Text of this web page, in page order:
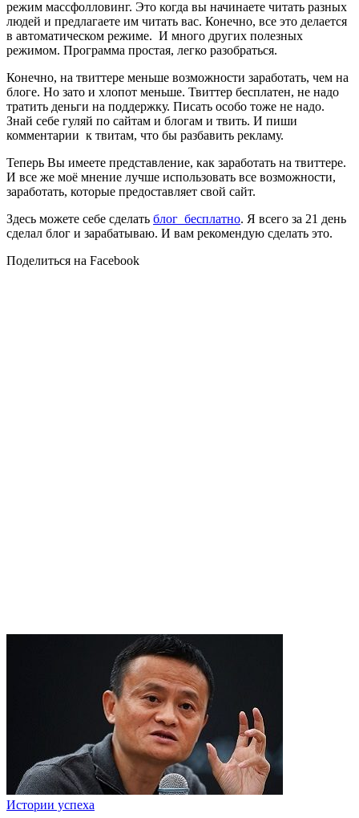
режим массфолловинг. Это когда вы начинаете читать разных
людей и предлагаете им читать вас. Конечно, все это делается
в автоматическом режиме. И много других полезных
режимом. Программа простая, легко разобраться.
Конечно, на твиттере меньше возможности заработать, чем на
блоге. Но зато и хлопот меньше. Твиттер бесплатен, не надо
тратить деньги на поддержку. Писать особо тоже не надо.
Знай себе гуляй по сайтам и блогам и твить. И пиши
комментарии к твитам, что бы разбавить рекламу.
Теперь Вы имеете представление, как заработать на твиттере.
И все же моё мнение лучше использовать все возможности,
заработать, которые предоставляет свой сайт.
Здесь можете себе сделать блог бесплатно. Я всего за 21 день
сделал блог и зарабатываю. И вам рекомендую сделать это.
Поделиться на Facebook
Истории успеха